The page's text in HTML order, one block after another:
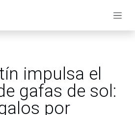
impulsa el
gafas de sol:
por